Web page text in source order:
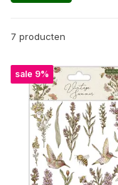
7 producten
sale 9%